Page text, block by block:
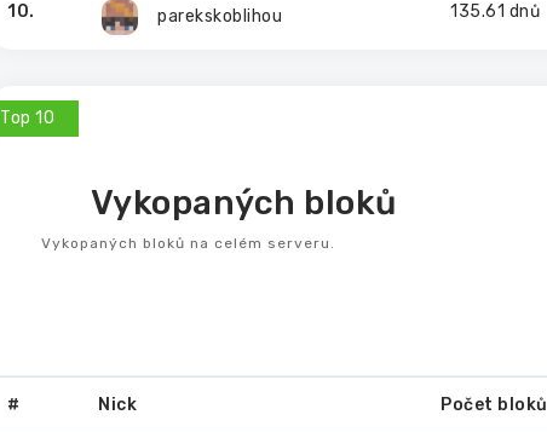
10. parekskoblihou 135.61 dnů
Vykopaných bloků
Vykopaných bloků na celém serveru.
Top 10
# Nick Počet bloků